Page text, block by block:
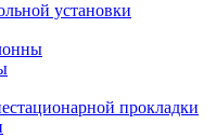
установки
прокладки